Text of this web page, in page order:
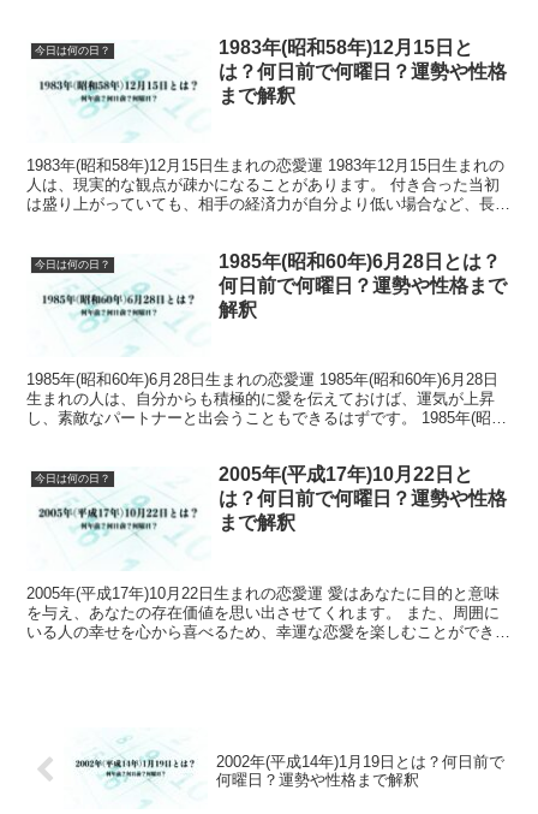
今日は何の日？
1983年(昭和58年)12月15日と
は？何日前で何曜日？運勢や性格
まで解釈
1983年(昭和58年)12月15日生まれの恋愛運 1983年12月15日生まれの
人は、現実的な観点が疎かになることがあります。 付き合った当初
は盛り上がっていても、相手の経済力が自分より低い場合など、長く
今日は何の日？
1985年(昭和60年)6月28日とは？
何日前で何曜日？運勢や性格まで
解釈
1985年(昭和60年)6月28日生まれの恋愛運 1985年(昭和60年)6月28日
生まれの人は、自分からも積極的に愛を伝えておけば、運気が上昇
し、素敵なパートナーと出会うこともできるはずです。 1985年(昭和
今日は何の日？
2005年(平成17年)10月22日と
は？何日前で何曜日？運勢や性格
まで解釈
2005年(平成17年)10月22日生まれの恋愛運 愛はあなたに目的と意味
を与え、あなたの存在価値を思い出させてくれます。 また、周囲に
いる人の幸せを心から喜べるため、幸運な恋愛を楽しむことができる
2002年(平成14年)1月19日とは？何日前で
何曜日？運勢や性格まで解釈